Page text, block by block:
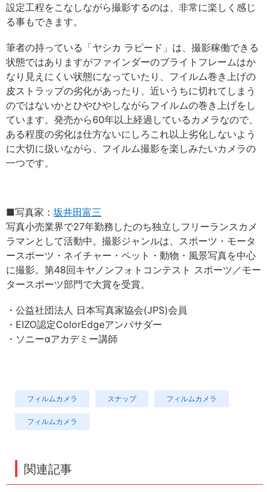
設定工程をこなしながら撮影するのは、非常に楽しく感じ
る事もできます。
筆者の持っている「ヤシカ ラピード」は、撮影稼働できる
状態ではありますがファインダーのブライトフレームはか
なり見えにくい状態になっていたり、フイルム巻き上げの
皮ストラップの劣化があったり、近いうちに切れてしまう
のではないかとひやひやしながらフイルムの巻き上げをし
ています。発売から60年以上経過しているカメラなので、
ある程度の劣化は仕方ないにしろこれ以上劣化しないよう
に大切に扱いながら、フイルム撮影を楽しみたいカメラの
一つです。
■写真家： 坂井田富三
写真小売業界で27年勤務したのち独立しフリーランスカメ
ラマンとして活動中。撮影ジャンルは、スポーツ・モータ
ースポーツ・ネイチャー・ペット・動物・風景写真を中心
に撮影。第48回キヤノンフォトコンテスト スポーツ／モー
タースポーツ部門で大賞を受賞。
・公益社団法人 日本写真家協会(JPS)会員
・EIZO認定ColorEdgeアンバサダー
・ソニーαアカデミー講師
フィルムカメラ スナップ フィルムカメラ
フィルムカメラ
関連記事